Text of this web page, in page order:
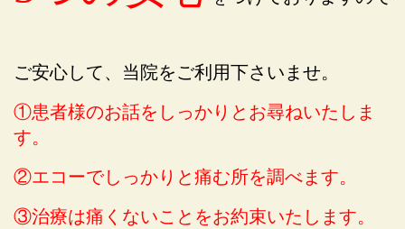
ご安心して、当院をご利用下さいませ。
①患者様のお話をしっかりとお尋ねいたしま
す。
②エコーでしっかりと痛む所を調べます。
③治療は痛くないことをお約束いたします。